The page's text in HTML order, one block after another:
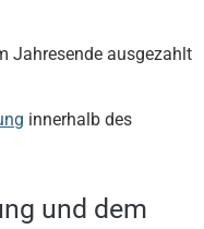
Jahresende ausgezahlt
innerhalb des
und dem